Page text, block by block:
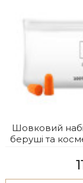
Шовковий
беруші та